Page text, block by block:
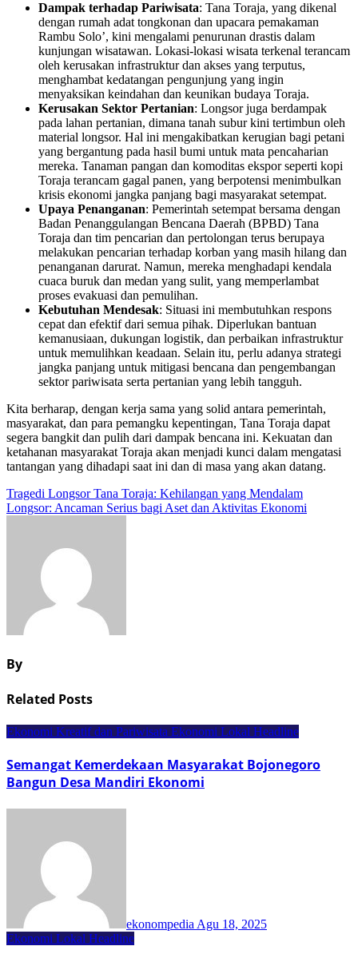
Dampak terhadap Pariwisata: Tana Toraja, yang dikenal
dengan rumah adat tongkonan dan upacara pemakaman
Rambu Solo’, kini mengalami penurunan drastis dalam
kunjungan wisatawan. Lokasi-lokasi wisata terkenal terancam
oleh kerusakan infrastruktur dan akses yang terputus,
menghambat kedatangan pengunjung yang ingin
menyaksikan keindahan dan keunikan budaya Toraja.
Kerusakan Sektor Pertanian: Longsor juga berdampak
pada lahan pertanian, dimana tanah subur kini tertimbun oleh
material longsor. Hal ini mengakibatkan kerugian bagi petani
yang bergantung pada hasil bumi untuk mata pencaharian
mereka. Tanaman pangan dan komoditas ekspor seperti kopi
Toraja terancam gagal panen, yang berpotensi menimbulkan
krisis ekonomi jangka panjang bagi masyarakat setempat.
Upaya Penanganan: Pemerintah setempat bersama dengan
Badan Penanggulangan Bencana Daerah (BPBD) Tana
Toraja dan tim pencarian dan pertolongan terus berupaya
melakukan pencarian terhadap korban yang masih hilang dan
penanganan darurat. Namun, mereka menghadapi kendala
cuaca buruk dan medan yang sulit, yang memperlambat
proses evakuasi dan pemulihan.
Kebutuhan Mendesak: Situasi ini membutuhkan respons
cepat dan efektif dari semua pihak. Diperlukan bantuan
kemanusiaan, dukungan logistik, dan perbaikan infrastruktur
untuk memulihkan keadaan. Selain itu, perlu adanya strategi
jangka panjang untuk mitigasi bencana dan pengembangan
sektor pariwisata serta pertanian yang lebih tangguh.
Kita berharap, dengan kerja sama yang solid antara pemerintah,
masyarakat, dan para pemangku kepentingan, Tana Toraja dapat
segera bangkit dan pulih dari dampak bencana ini. Kekuatan dan
ketahanan masyarakat Toraja akan menjadi kunci dalam mengatasi
tantangan yang dihadapi saat ini dan di masa yang akan datang.
Navigasi
Tragedi Longsor Tana Toraja: Kehilangan yang Mendalam
Longsor: Ancaman Serius bagi Aset dan Aktivitas Ekonomi
By
Related Posts
Ekonomi Kreatif dan Pariwisata Ekonomi Lokal Headline
Semangat Kemerdekaan Masyarakat Bojonegoro
Bangun Desa Mandiri Ekonomi
ekonompedia Agu 18, 2025
Ekonomi Lokal Headline